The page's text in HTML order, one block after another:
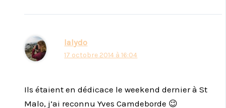
lalydo
17 octobre 2014 à 16:04
Ils étaient en dédicace le weekend dernier à St
Malo, j’ai reconnu Yves Camdeborde 😉